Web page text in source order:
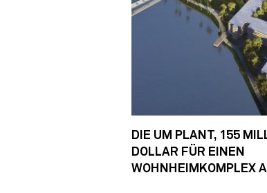
DIE UM PLANT, 155
DOLLAR FÜR EINEN
WOHNHEIMKOMPLEX